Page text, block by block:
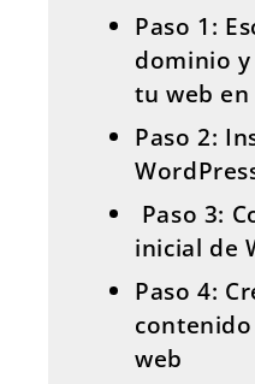
Paso 1:
dominio
tu web
Paso 2:
Paso 3:
inicial de
Paso 4:
web